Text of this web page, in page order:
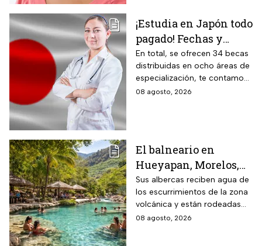
¡Estudia en Japón todo
pagado! Fechas y
requisitos de la
convocatoria para
becas de estancias en
2026
En total, se ofrecen 34 becas
distribuidas en ocho áreas de
especialización, te contamos
todos los detalles.
08 agosto, 2026
El balneario en
Hueyapan, Morelos,
que combina albercas
cristalinas con la
naturaleza del volcán
Popocatépetl y cuesta
Sus albercas reciben agua de
los escurrimientos de la zona
volcánica y están rodeadas
de vegetación, áreas verdes y
08 agosto, 2026